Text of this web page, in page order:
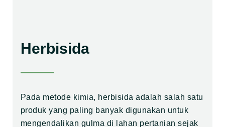
Herbisida
Pada metode kimia, herbisida adalah salah satu
produk yang paling banyak digunakan untuk
mengendalikan gulma di lahan pertanian sejak